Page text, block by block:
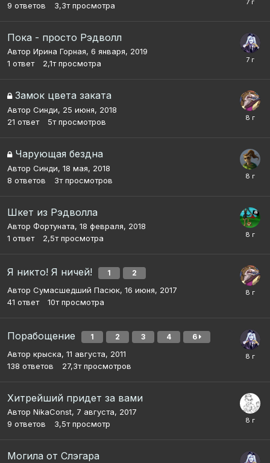
9 ответов 3,3т просмотра
Пока - просто Рэдволл
Автор Ирина Горная, 6 января, 2019
1 ответ 2,1т просмотра
Замок цвета заката
Автор Синди, 25 июня, 2018
21 ответ 5т просмотров
Чарующая бездна
Автор Синди, 18 мая, 2018
8 ответов 3т просмотров
Шкет из Рэдволла
Автор Фортуната, 18 февраля, 2018
1 ответ 2,5т просмотра
Я никто! Я ничей! 1 2
Автор Сумасшедший Пасюк, 16 июня, 2017
41 ответ 10т просмотра
Порабощение 1 2 3 4 6
Автор крыска, 11 августа, 2011
138 ответов 27,3т просмотров
Хитрейший придет за вами
Автор NikaConst, 7 августа, 2017
9 ответов 3,5т просмотр
Могила от Слэгара